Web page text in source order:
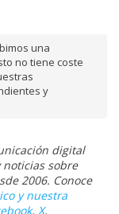
una
no tiene coste
y
digital
noticias sobre
2006. Conoce
y nuestra
, X,